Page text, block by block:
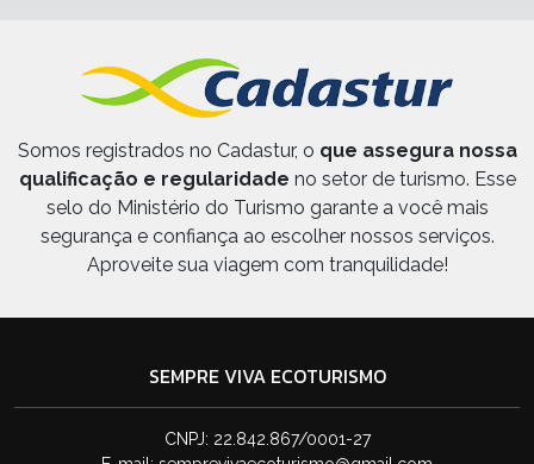
Somos registrados no Cadastur, o que assegura nossa
qualificação e regularidade no setor de turismo. Esse
selo do Ministério do Turismo garante a você mais
segurança e confiança ao escolher nossos serviços.
Aproveite sua viagem com tranquilidade!
SEMPRE VIVA ECOTURISMO
CNPJ: 22.842.867/0001-27